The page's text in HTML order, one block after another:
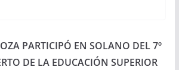
PARTICIPÓ EN SOLANO DEL 7º
DE LA EDUCACIÓN SUPERIOR